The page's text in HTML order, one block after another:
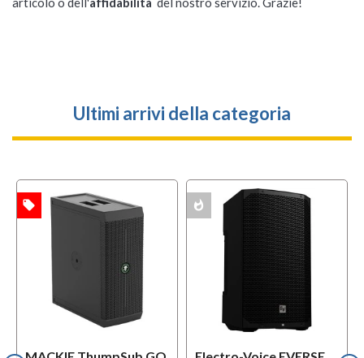
Ultimi arrivi della categoria
local_offer MULTIPACK whatshot